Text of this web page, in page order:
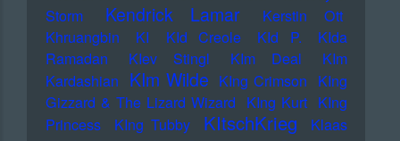
Storm
Kendrick Lamar
Kerstin Ott
Khruangbin
KI KId Creole KId P.
KIda
Ramadan
KIev Stingl KIm Deal
KIm
Kardashian KIm Wilde KIng Crimson KIng
Gizzard & The Lizard Wizard KIng Kurt KIng
Princess
KIng Tubby KItschKrieg
Klaas